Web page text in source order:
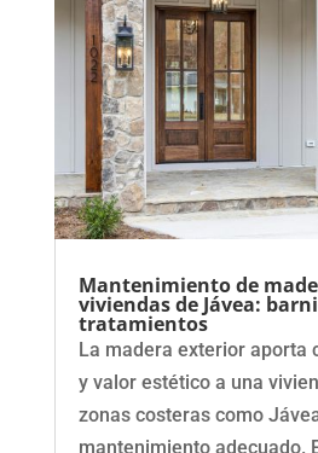
Mantenimiento de
viviendas de Jávea:
tratamientos
La madera exterior aporta
y valor estético a una
zonas costeras como
mantenimiento adecuado.